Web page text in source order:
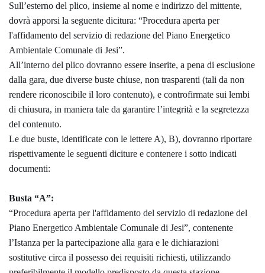
Sull’esterno del plico, insieme al nome e indirizzo del mittente,
dovrà apporsi la seguente dicitura: “Procedura aperta per
l'affidamento del servizio di redazione del Piano Energetico
Ambientale Comunale di Jesi”.
All’interno del plico dovranno essere inserite, a pena di esclusione
dalla gara, due diverse buste chiuse, non trasparenti (tali da non
rendere riconoscibile il loro contenuto), e controfirmate sui lembi
di chiusura, in maniera tale da garantire l’integrità e la segretezza
del contenuto.
Le due buste, identificate con le lettere A), B), dovranno riportare
rispettivamente le seguenti diciture e contenere i sotto indicati
documenti:
Busta “A”:
“Procedura aperta per l'affidamento del servizio di redazione del
Piano Energetico Ambientale Comunale di Jesi”, contenente
l’Istanza per la partecipazione alla gara e le dichiarazioni
sostitutive circa il possesso dei requisiti richiesti, utilizzando